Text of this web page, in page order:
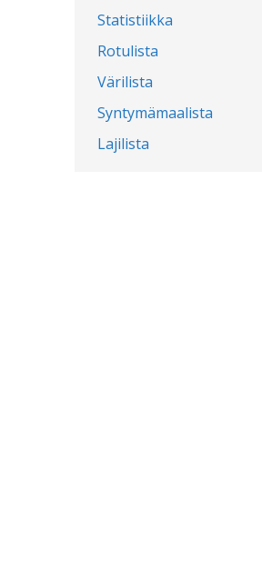
Statistiikka
Rotulista
Värilista
Syntymämaalista
Lajilista